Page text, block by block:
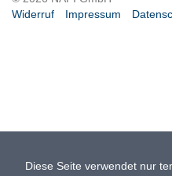
Diese Seite verwendet nur
Widerruf
Impressum